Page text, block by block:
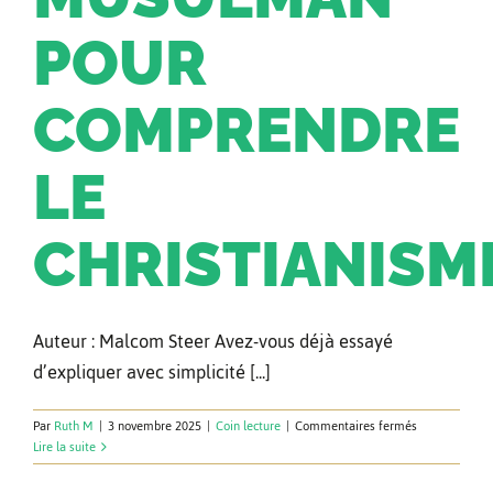
POUR
COMPRENDRE
LE
Auteur : Malcom Steer Avez-vous déjà essayé
d’expliquer avec simplicité [...]
ParRuth M | 3 novembre 2025 | Coin lecture | Commentaires ferméssur
pratique
Lire la suite